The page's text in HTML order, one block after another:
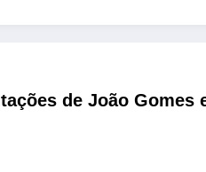
de João Gomes